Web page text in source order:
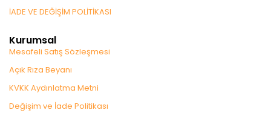
İADE VE DEĞİŞİM POLİTİKASI
Kurumsal
Mesafeli Satış Sözleşmesi
Açık Rıza Beyanı
KVKK Aydınlatma Metni
Değişim ve İade Politikası